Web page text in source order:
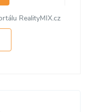
RealityMIX.cz